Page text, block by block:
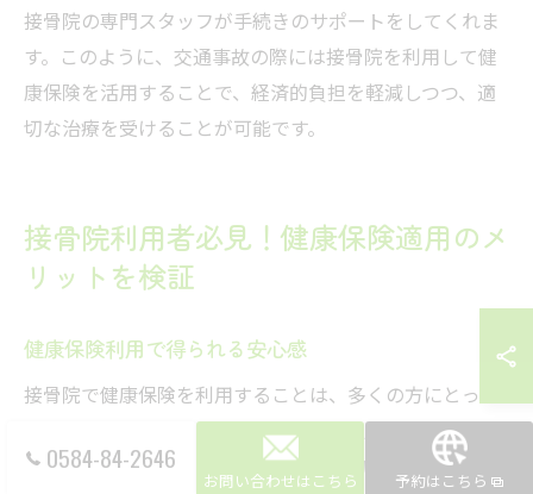
接骨院の専門スタッフが手続きのサポートをしてくれま
す。このように、交通事故の際には接骨院を利用して健
康保険を活用することで、経済的負担を軽減しつつ、適
切な治療を受けることが可能です。
接骨院利用者必見！健康保険適用のメ
リットを検証
健康保険利用で得られる安心感
接骨院で健康保険を利用することは、多くの方にとって
安心感を得る重要な手段です。保険の適用により、施術
費用の一部がカバーされるため、経済的な負担が軽減さ
0584-84-2646
お問い合わせはこちら 予約はこちら